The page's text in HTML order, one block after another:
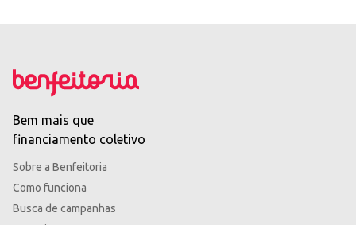
Bem mais que
financiamento coletivo
Sobre a Benfeitoria
Como funciona
Busca de campanhas